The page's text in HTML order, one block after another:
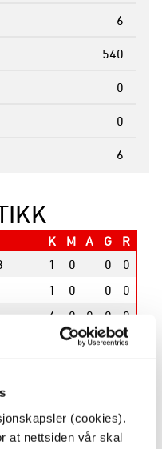
(cookies).
at nettsiden vår skal
6
540
0
0
6
K M A G
R
1 0 0
0
1 0 0
0
6 0 0 0
0
0 0 0
0
2 2 0 0
0
1 0 0 0